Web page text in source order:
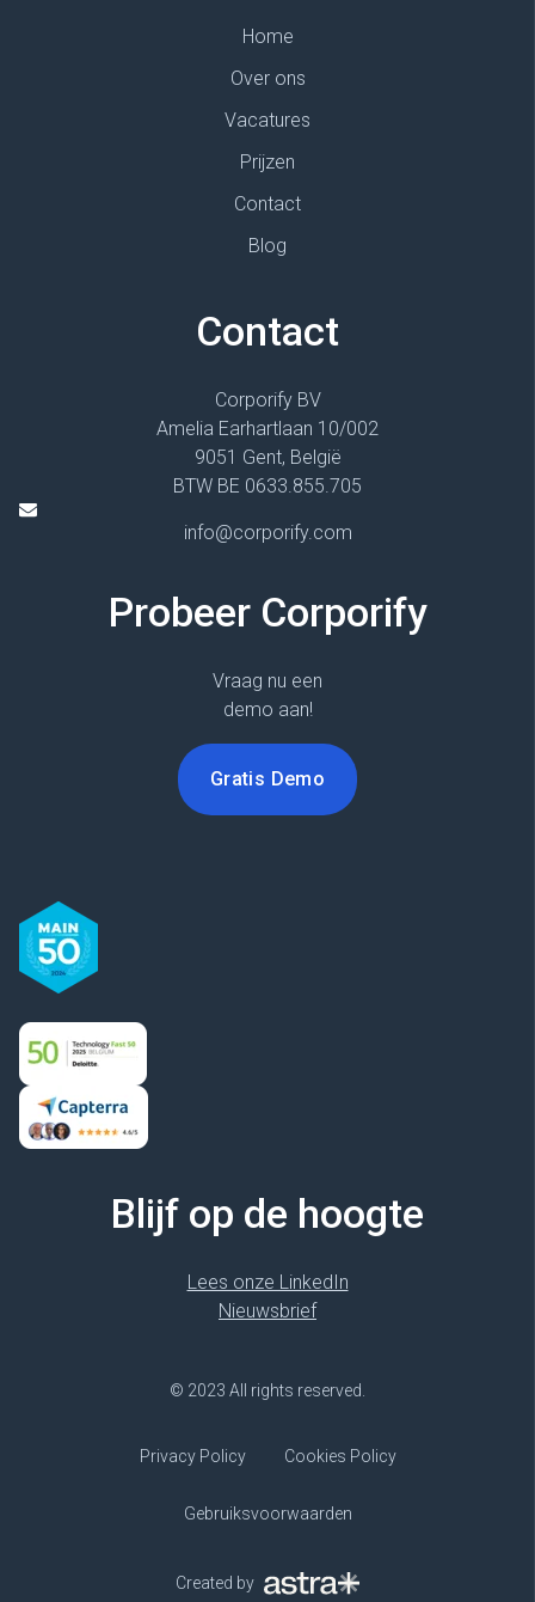
Home
Over ons
Vacatures
Prijzen
Contact
Blog
Contact
Corporify BV
Amelia Earhartlaan 10/002
9051 Gent, België
BTW BE 0633.855.705
info@corporify.com
Probeer Corporify
Vraag nu een
demo aan!
Gratis Demo
Blijf op de hoogte
Lees onze LinkedIn
Nieuwsbrief
© 2023 All rights reserved.
Privacy Policy Cookies Policy
Gebruiksvoorwaarden
Created by